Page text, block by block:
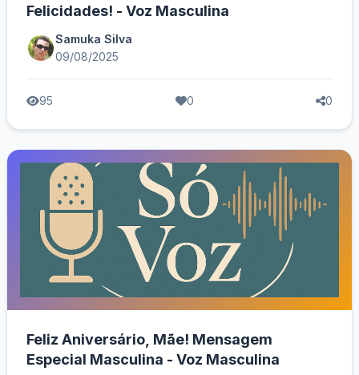
Felicidades! - Voz Masculina
Samuka Silva
09/08/2025
95 0 0
Feliz Aniversário, Mãe! Mensagem
Especial Masculina - Voz Masculina